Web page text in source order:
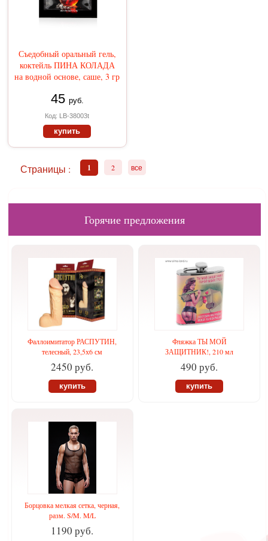
Съедобный оральный гель,
коктейль ПИНА КОЛАДА
на водной основе, саше, 3 гр
45 руб.
Код: LB-38003t
купить
Страницы : 1 2 все
Горячие предложения
Фаллоимитатор РАСПУТИН,
телесный, 23,5х6 см
2450 руб.
купить
Фляжка ТЫ МОЙ
ЗАЩИТНИК!, 210 мл
490 руб.
купить
Борцовка мелкая сетка, черная,
разм. S/M. M/L
1190 руб.